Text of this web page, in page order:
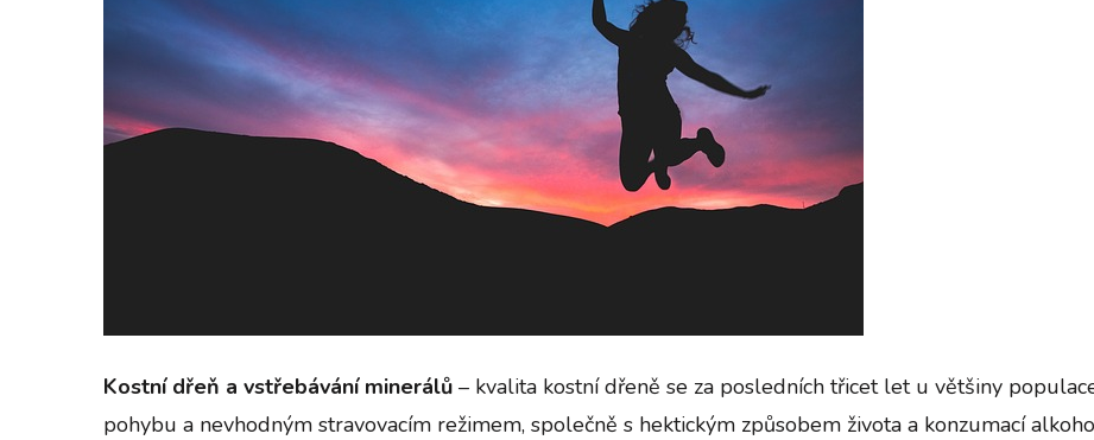
Kostní dřeň a vstřebávání minerálů – kvalita kostní dřeně se za posledních třicet let u většiny
pohybu a nevhodným stravovacím režimem, společně s hektickým způsobem života a konzumací